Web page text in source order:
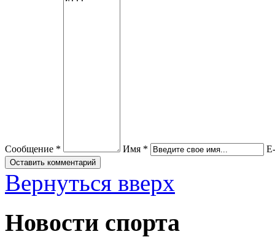
Сообщение * Имя *
Вернуться вверх
Новости спорта